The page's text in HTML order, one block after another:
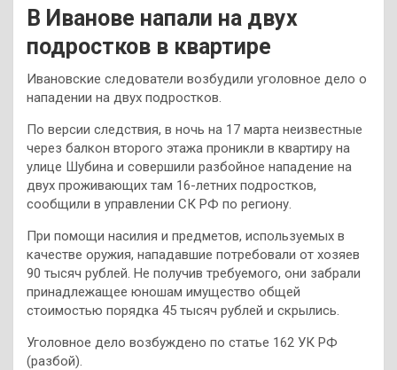
В Иванове напали на двух
подростков в квартире
Ивановские следователи возбудили уголовное дело о
нападении на двух подростков.
По версии следствия, в ночь на 17 марта неизвестные
через балкон второго этажа проникли в квартиру на
улице Шубина и совершили разбойное нападение на
двух проживающих там 16-летних подростков,
сообщили в управлении СК РФ по региону.
При помощи насилия и предметов, используемых в
качестве оружия, нападавшие потребовали от хозяев
90 тысяч рублей. Не получив требуемого, они забрали
принадлежащее юношам имущество общей
стоимостью порядка 45 тысяч рублей и скрылись.
Уголовное дело возбуждено по статье 162 УК РФ
(разбой).